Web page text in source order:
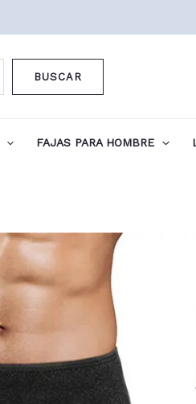
BUSCAR
FAJAS PARA HOMBRE